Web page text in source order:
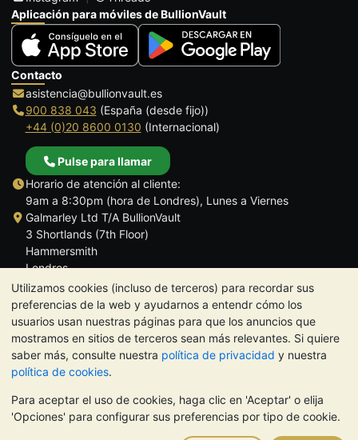
Utilizamos cookies (incluso de terceros) para recordar sus
preferencias de la web y ayudarnos a entendr cómo los
usuarios usan nuestras páginas para que los anuncios que
mostramos en sitios de terceros sean más relevantes. Si quiere
saber más, consulte nuestra política de privacidad y nuestra
política de cookies.
Para aceptar el uso de cookies, haga clic en 'Aceptar' o elija
'Opciones' para configurar sus preferencias por tipo de cookie.
Aplicación para móviles de BullionVault
Contacto
asistencia@bullionvault.es
900 838 043 (España (desde fijo))
+44 (0)20 8600 0130 (Internacional)
Pulse para llamar
Horario de atención al cliente:
9am a 8:30pm (hora de Londres), Lunes a Viernes
Galmarley Ltd T/A BullionVault
3 Shortlands (7th Floor)
Hammersmith
Londres
W6 8DA
Reino Unido
NOTA: El valor de los metales preciosos puede tanto bajar como
subir. Las tendencias históricas no garantizan la evolución
futura de los precios. Nada de lo contenido en los sitios web de